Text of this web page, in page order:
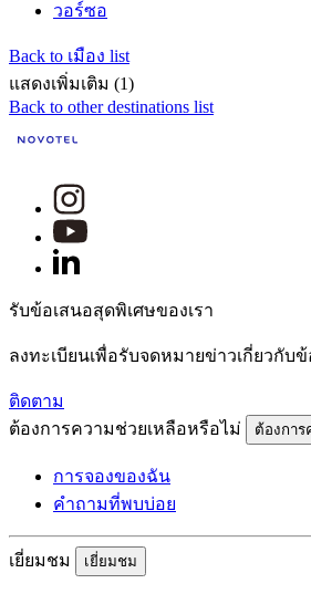
วอร์ซอ
Back to เมือง list
แสดงเพิ่มเติม (1)
Back to other destinations list
รับข้อเสนอสุดพิเศษของเรา
ลงทะเบียนเพื่อรับจดหมายข่าวเกี่ยวกับ
ติดตาม
ต้องการความช่วยเหลือหรือไม่
ต้องการ
การจองของฉัน
คำถามที่พบบ่อย
เยี่ยมชม เยี่ยมชม